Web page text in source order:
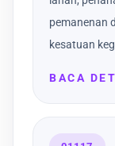
pemanenan
kesatuan
BACA